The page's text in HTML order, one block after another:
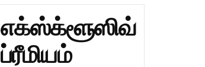
எக்ஸ்க்ளூஸிவ்
ப்ரீமியம்